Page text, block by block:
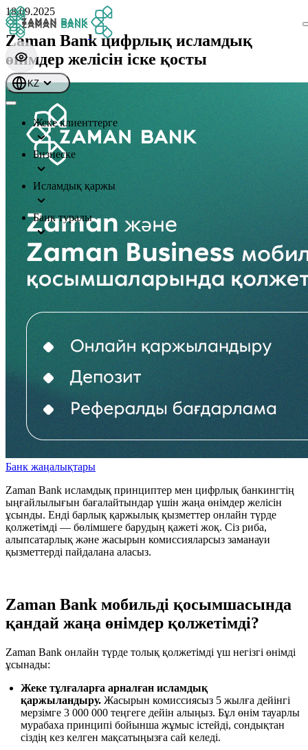
KZ
Жеке клиенттерге
Бизнеске
Исламдық қаржы
Банк туралы
18.09.2025
Zaman Bank цифрлық исламдық
өнімдер желісін іске қосты
Банк жаңалықтары
Zaman Bank исламдық принциптер мен цифрлық банкингтің
ыңғайлылығын бағалайтындар үшін жаңа өнімдер желісін
ұсынды. Енді барлық қаржылық қызметтер онлайн түрде
қолжетімді — бөлімшеге барудың қажеті жоқ. Сіз риба,
алыпсатарлық және жасырын комиссияларсыз заманауи
қызметтерді пайдалана аласыз.
Zaman Bank мобильді қосымшасында
қандай жаңа өнімдер қолжетімді?
Zaman Bank онлайн түрде толық қолжетімді үш негізгі өнімді
ұсынады:
Жеке тұлғаларға арналған исламдық
қаржыландыру. Жасырын комиссиясыз 5 жылға дейінгі
мерзімге 3 000 000 теңгеге дейін алыңыз. Бұл өнім тауарлы
мурабаха принципі бойынша жұмыс істейді, сондықтан
сіздің кез келген мақсатыңызға сай келеді.